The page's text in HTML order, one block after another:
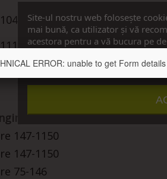
LEI/MP
LEI/MP
- 31.03.2022 -
(L) mm
147-1150
147-1150
75-146
Site-ul nostru web folosește
mai bună, ca utilizator și vă
acestora pentru a vă bucura pe
Vreau detalii Personalizați
ERROR: unable to get Form